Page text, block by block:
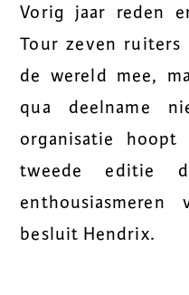
Vorig jaar reden
Tour zeven
de wereld mee,
qua deelname
organisatie
tweede editie
besluit Hendrix.